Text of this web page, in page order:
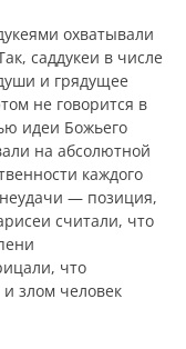
охватывали
саддукеи в числе
и грядущее
не говорится в
идеи Божьего
на абсолютной
каждого
неудачи — позиция,
считали, что
что
злом человек